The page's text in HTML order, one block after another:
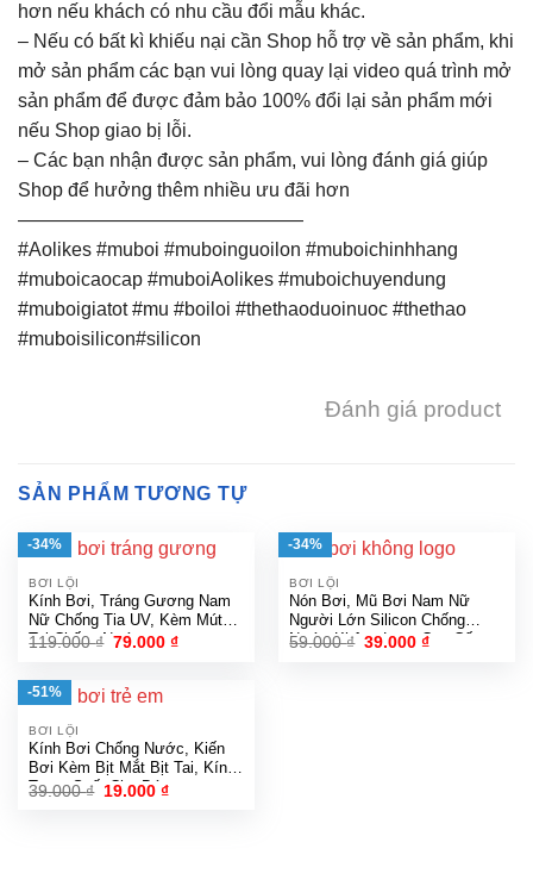
hơn nếu khách có nhu cầu đổi mẫu khác.
– Nếu có bất kì khiếu nại cần Shop hỗ trợ về sản phẩm, khi
mở sản phẩm các bạn vui lòng quay lại video quá trình mở
sản phẩm để được đảm bảo 100% đổi lại sản phẩm mới
nếu Shop giao bị lỗi.
– Các bạn nhận được sản phẩm, vui lòng đánh giá giúp
Shop để hưởng thêm nhiều ưu đãi hơn
———————————————
#Aolikes #muboi #muboinguoilon #muboichinhhang
#muboicaocap #muboiAolikes #muboichuyendung
#muboigiatot #mu #boiloi #thethaoduoinuoc #thethao
#muboisilicon#silicon
Đánh giá product
SẢN PHẨM TƯƠNG TỰ
-34%
BƠI LỘI
Kính Bơi, Tráng Gương Nam
Nữ Chống Tia UV, Kèm Mút
Tai Chống Nước
119.000₫ Giá
119.000 ₫.
79.000₫Giá
-34%
BƠI LỘI
Nón Bơi, Mũ Bơi Nam Nữ
Người Lớn Silicon Chống
Nước Không Logo Cao Cấp
59.000₫ Giá
39.000₫Giá
-51%
BƠI LỘI
Kính Bơi Chống Nước, Kiến
Bơi Kèm Bịt Mắt Bịt Tai, Kính
Trong Suốt Cho Bé
39.000₫ Giá
19.000₫Giá